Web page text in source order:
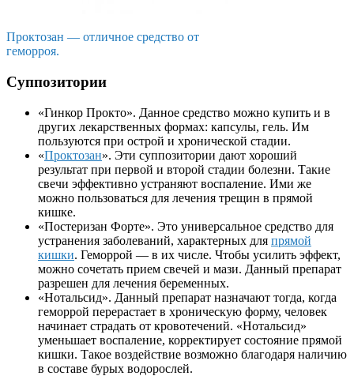
Проктозан — отличное средство от
геморроя.
Суппозитории
«Гинкор Прокто». Данное средство можно купить и в
других лекарственных формах: капсулы, гель. Им
пользуются при острой и хронической стадии.
«Проктозан». Эти суппозитории дают хороший
результат при первой и второй стадии болезни. Такие
свечи эффективно устраняют воспаление. Ими же
можно пользоваться для лечения трещин в прямой
кишке.
«Постеризан Форте». Это универсальное средство для
устранения заболеваний, характерных для прямой
кишки. Геморрой — в их числе. Чтобы усилить эффект,
можно сочетать прием свечей и мази. Данный препарат
разрешен для лечения беременных.
«Нотальсид». Данный препарат назначают тогда, когда
геморрой перерастает в хроническую форму, человек
начинает страдать от кровотечений. «Нотальсид»
уменьшает воспаление, корректирует состояние прямой
кишки. Такое воздействие возможно благодаря наличию
в составе бурых водорослей.